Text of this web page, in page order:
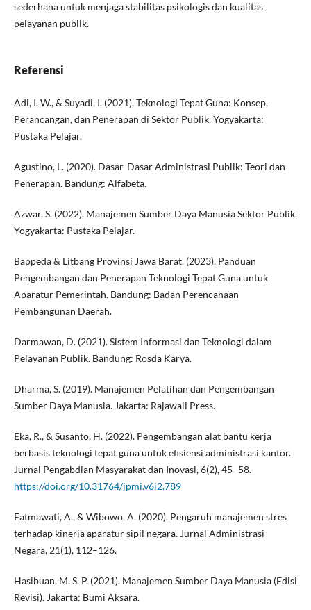
sederhana untuk menjaga stabilitas psikologis dan kualitas
pelayanan publik.
Referensi
Adi, I. W., & Suyadi, I. (2021). Teknologi Tepat Guna: Konsep,
Perancangan, dan Penerapan di Sektor Publik. Yogyakarta:
Pustaka Pelajar.
Agustino, L. (2020). Dasar-Dasar Administrasi Publik: Teori dan
Penerapan. Bandung: Alfabeta.
Azwar, S. (2022). Manajemen Sumber Daya Manusia Sektor Publik.
Yogyakarta: Pustaka Pelajar.
Bappeda & Litbang Provinsi Jawa Barat. (2023). Panduan
Pengembangan dan Penerapan Teknologi Tepat Guna untuk
Aparatur Pemerintah. Bandung: Badan Perencanaan
Pembangunan Daerah.
Darmawan, D. (2021). Sistem Informasi dan Teknologi dalam
Pelayanan Publik. Bandung: Rosda Karya.
Dharma, S. (2019). Manajemen Pelatihan dan Pengembangan
Sumber Daya Manusia. Jakarta: Rajawali Press.
Eka, R., & Susanto, H. (2022). Pengembangan alat bantu kerja
berbasis teknologi tepat guna untuk efisiensi administrasi kantor.
Jurnal Pengabdian Masyarakat dan Inovasi, 6(2), 45–58.
https://doi.org/10.31764/jpmi.v6i2.789
Fatmawati, A., & Wibowo, A. (2020). Pengaruh manajemen stres
terhadap kinerja aparatur sipil negara. Jurnal Administrasi
Negara, 21(1), 112–126.
Hasibuan, M. S. P. (2021). Manajemen Sumber Daya Manusia (Edisi
Revisi). Jakarta: Bumi Aksara.